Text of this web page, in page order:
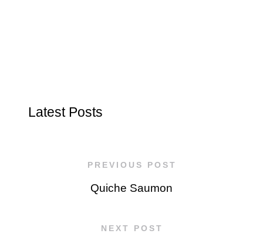
Latest Posts
PREVIOUS POST
Quiche Saumon
NEXT POST